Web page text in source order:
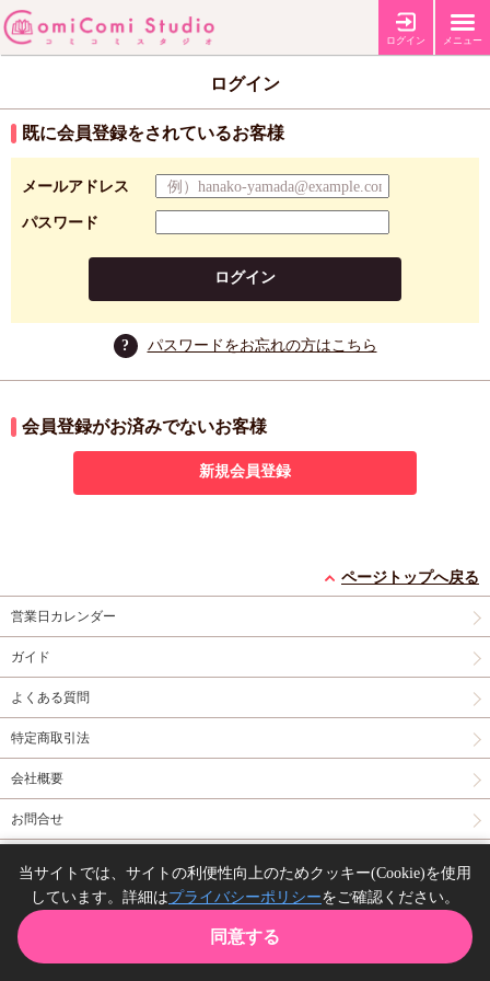
ログイン メニュー
ログイン
既に会員登録をされているお客様
メールアドレス
パスワード
ログイン
? パスワードをお忘れの方はこちら
会員登録がお済みでないお客様
新規会員登録
ページトップへ戻る
営業日カレンダー
ガイド
よくある質問
特定商取引法
会社概要
お問合せ
Copyright(C) comicomi studio. All right reserved.
当サイトでは、サイトの利便性向上のためクッキー(Cookie)を使用
しています。詳細はプライバシーポリシーをご確認ください。
同意する